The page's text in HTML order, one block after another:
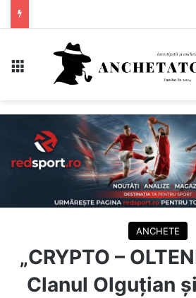
ANCHETE
„CRYPTO –
Clanul Olguțian